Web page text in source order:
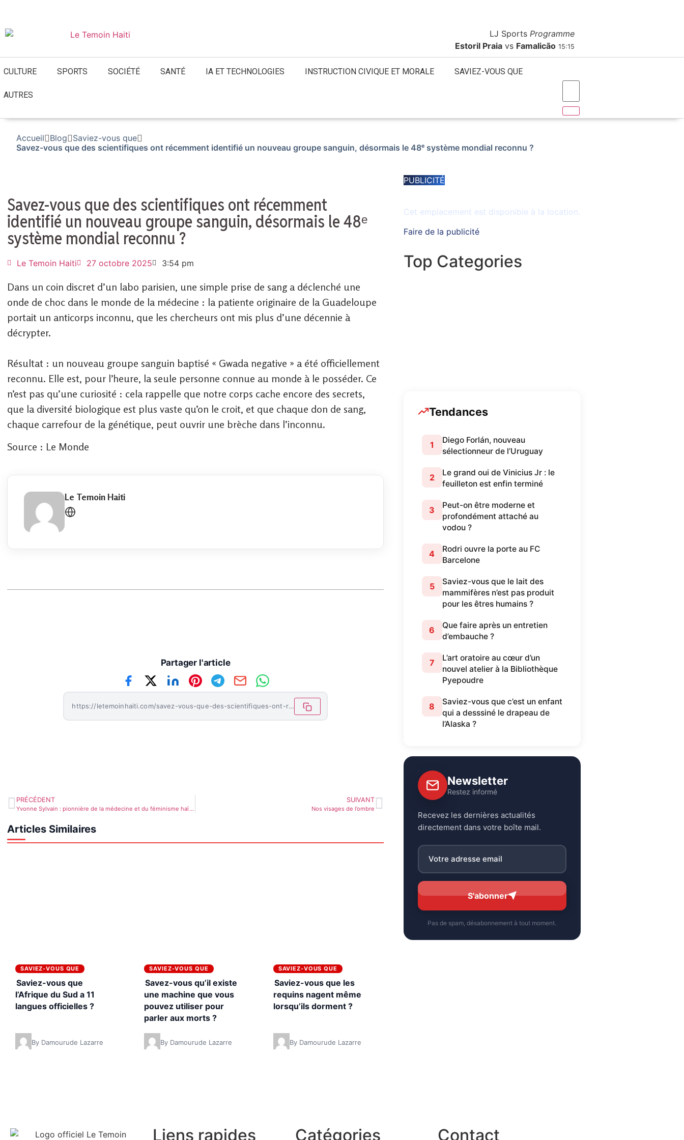
LJ Sports Programme
Estoril Praia vs Famalicão 15:15
CULTURE SPORTS SOCIÉTÉ SANTÉ IA ET TECHNOLOGIES INSTRUCTION CIVIQUE ET MORALE SAVIEZ-VOUS QUE
AUTRES
Accueil Blog
Saviez-vous que
Savez-vous que des scientifiques ont récemment identifié un nouveau groupe sanguin, désormais le 48ᵉ système mondial reconnu ?
Savez-vous que des scientifiques ont récemment
identifié un nouveau groupe sanguin, désormais le 48ᵉ
système mondial reconnu ?
Le Temoin Haiti 27 octobre 2025 3:54 pm
Dans un coin discret d’un labo parisien, une simple prise de sang a déclenché une
onde de choc dans le monde de la médecine : la patiente originaire de la Guadeloupe
portait un anticorps inconnu, que les chercheurs ont mis plus d’une décennie à
décrypter.
Résultat : un nouveau groupe sanguin baptisé « Gwada negative » a été officiellement
reconnu. Elle est, pour l’heure, la seule personne connue au monde à le posséder. Ce
n’est pas qu’une curiosité : cela rappelle que notre corps cache encore des secrets,
que la diversité biologique est plus vaste qu’on le croit, et que chaque don de sang,
chaque carrefour de la génétique, peut ouvrir une brèche dans l’inconnu.
Source : Le Monde
Le Temoin Haiti
Partager l'article
https://letemoinhaiti.com/savez-vous-que-des-scientifiques-ont-recemment-identifie-un-nouveau-groupe-sanguin-desormais-le-48%e1%b5%89-systeme-mondial-reconnu/
PRÉCÉDENT
Yvonne Sylvain : pionnière de la médecine et du féminisme haïtien
SUIVANT
Nos visages de l’ombre
Articles Similaires
SAVIEZ-VOUS QUE
Saviez-vous que
l’Afrique du Sud a 11
langues officielles ?
By Damourude Lazarre
SAVIEZ-VOUS QUE
Savez-vous qu’il existe
une machine que vous
pouvez utiliser pour
parler aux morts ?
By Damourude Lazarre
SAVIEZ-VOUS QUE
Saviez-vous que les
requins nagent même
lorsqu’ils dorment ?
By Damourude Lazarre
PUBLICITÉ
Cet emplacement est disponible à la location.
Faire de la publicité
Top Categories
Tendances
1
Diego Forlán, nouveau
sélectionneur de l’Uruguay
2
Le grand oui de Vinicius Jr : le
feuilleton est enfin terminé
3
Peut-on être moderne et
profondément attaché au
vodou ?
4
Rodri ouvre la porte au FC
Barcelone
5
Saviez-vous que le lait des
mammifères n’est pas produit
pour les êtres humains ?
6
Que faire après un entretien
d’embauche ?
7
L’art oratoire au cœur d’un
nouvel atelier à la Bibliothèque
Pyepoudre
8
Saviez-vous que c’est un enfant
qui a desssiné le drapeau de
l’Alaska ?
Newsletter
Restez informé
Recevez les dernières actualités
directement dans votre boîte mail.
S'abonner
Pas de spam, désabonnement à tout moment.
Liens rapides Catégories Contact